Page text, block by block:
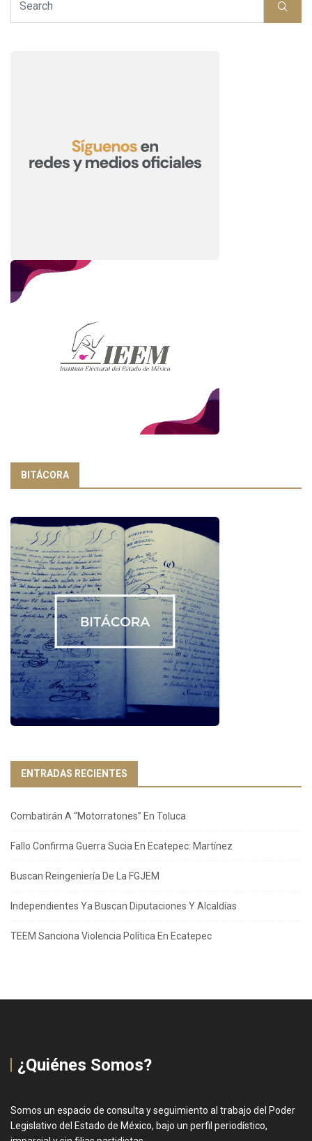
BITÁCORA
ENTRADAS RECIENTES
Combatirán A “Motorratones” En Toluca
Fallo Confirma Guerra Sucia En Ecatepec: Martínez
Buscan Reingeniería De La FGJEM
Independientes Ya Buscan Diputaciones Y Alcaldías
TEEM Sanciona Violencia Política En Ecatepec
¿Quiénes Somos?
Somos un espacio de consulta y seguimiento al trabajo del Poder
Legislativo del Estado de México, bajo un perfil periodístico,